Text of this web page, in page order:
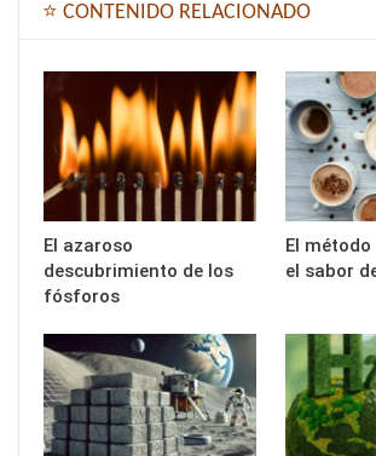
⭐ CONTENIDO RELACIONADO
El azaroso
descubrimiento de los
fósforos
El
el sabor